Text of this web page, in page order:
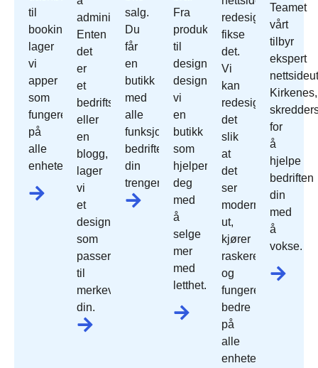
til
bookingsystemer
lager
vi
apper
som
fungerer
på
alle
enheter.
administrere.
Enten
det
er
et
bedriftsnettsted
eller
en
blogg,
lager
vi
et
design
som
passer
til
merkevaren
din.
salg.
Du
får
en
butikk
med
alle
funksjonene
bedriften
din
trenger.
Fra
produktoppsett
til
design
designer
vi
en
butikk
som
hjelper
deg
med
å
selge
mer
med
letthet.
redesign
fikse
det.
Vi
kan
redesign
det
slik
at
det
ser
moderne
ut,
kjører
raskere
og
fungerer
bedre
på
alle
enheter,
Teamet
vårt
tilbyr
ekspert
Kirkenes,
for
å
hjelpe
bedriften
din
med
å
vokse.